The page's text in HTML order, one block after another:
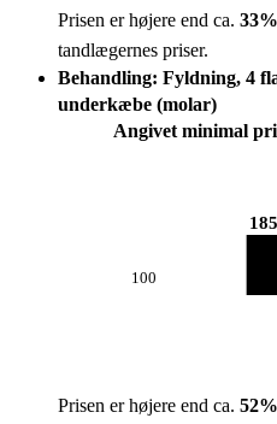
Prisen er højere end ca. 33%
tandlægernes priser.
Behandling: Fyldning, 4
underkæbe (molar)
Angivet minimal
100
Prisen er højere end ca. 52%